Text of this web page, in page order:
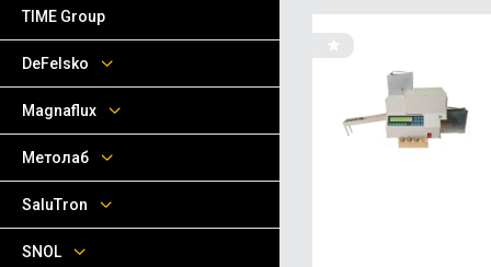
TIME Group
DeFelsko
Magnaflux
Метолаб
SaluTron
SNOL